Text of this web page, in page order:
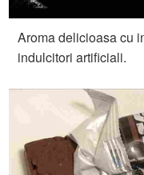
Aroma delicioasa cu
indulcitori artificiali.